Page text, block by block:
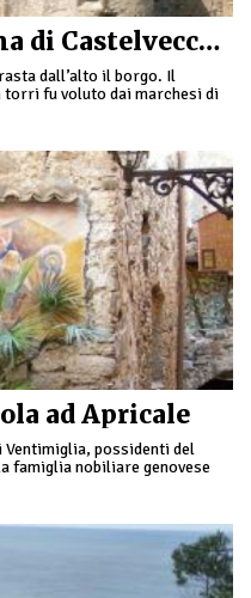
Castello dei Clavesana di Castelvecchio
dall’alto il borgo. Il
fu voluto dai marchesi di
ad Apricale
possidenti del
famiglia nobiliare genovese